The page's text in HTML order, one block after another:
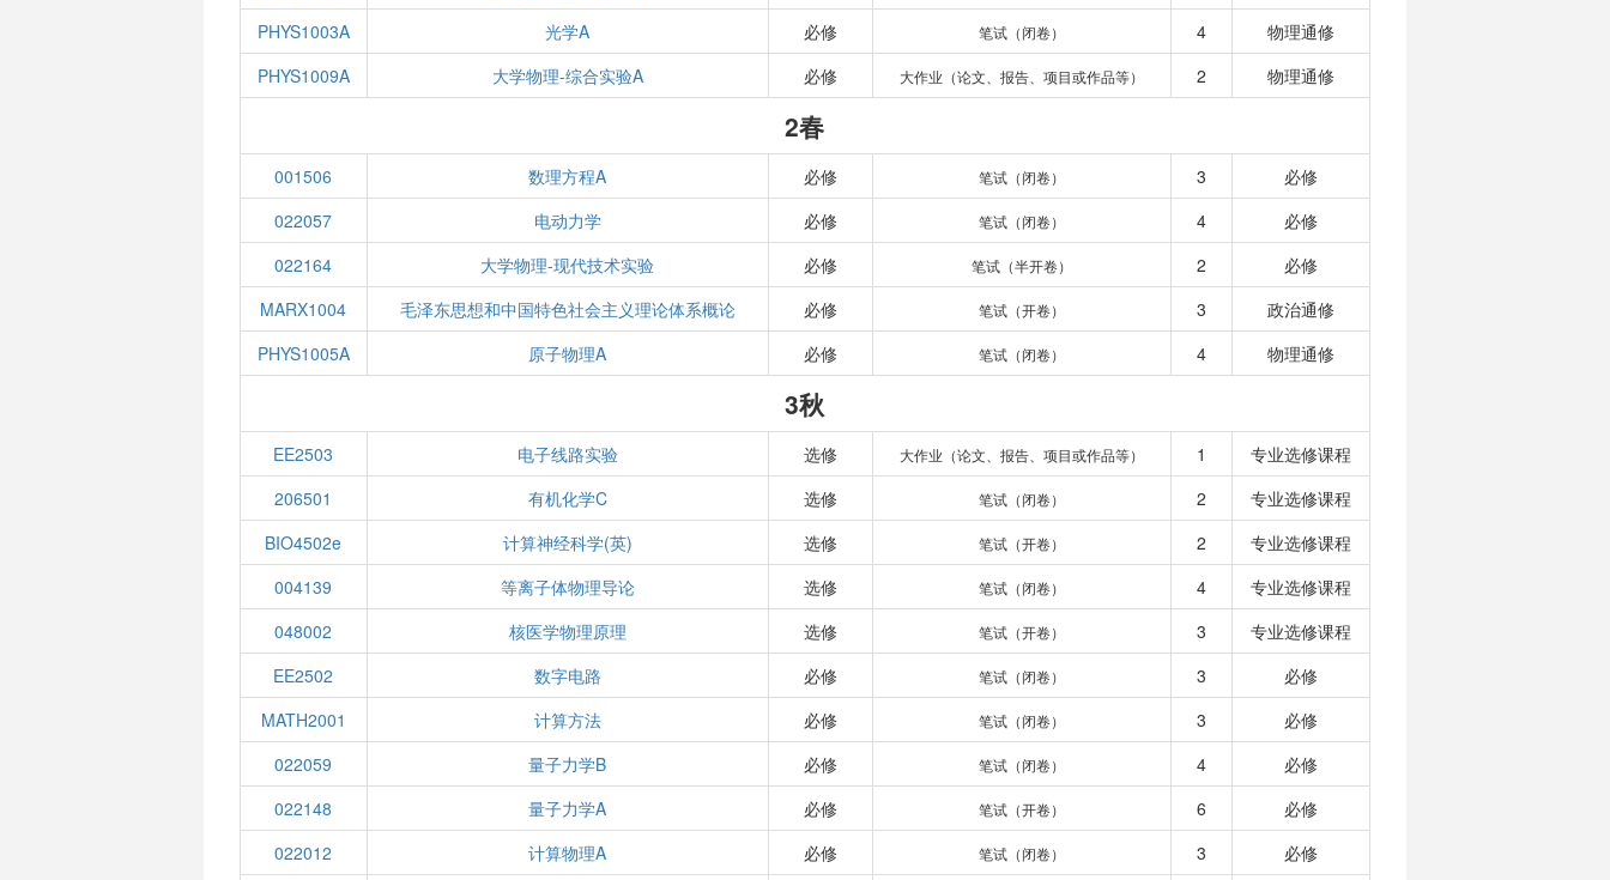
PHYS1003A
光学A 必修 笔试（闭卷） 4
物理通修
PHYS1009A
大学物理-综合实验A 必修 大作业（论文、报告、项目或作品等） 2 物理通修
2春
001506 数理方程A 必修 笔试（闭卷） 3
必修
022057
电动力学 必修 笔试（闭卷） 4
必修
022164
大学物理-现代技术实验 必修 笔试（半开卷） 2
必修
MARX1004
毛泽东思想和中国特色社会主义理论体系概论 必修 笔试（开卷） 3
政治通修
PHYS1005A
原子物理A 必修 笔试（闭卷） 4 物理通修
3秋
EE2503 电子线路实验 选修 大作业（论文、报告、项目或作品等） 1
专业选修课程
206501
有机化学C 选修 笔试（闭卷） 2
专业选修课程
BIO4502e
计算神经科学(英) 选修 笔试（开卷） 2
专业选修课程
004139
等离子体物理导论 选修 笔试（闭卷） 4
专业选修课程
048002
核医学物理原理 选修 笔试（开卷） 3
专业选修课程
EE2502
数字电路 必修 笔试（闭卷） 3
必修
MATH2001
计算方法 必修 笔试（闭卷） 3
必修
022059
量子力学B 必修 笔试（闭卷） 4
必修
022148
量子力学A 必修 笔试（开卷） 6
必修
022012
计算物理A 必修 笔试（闭卷） 3
必修